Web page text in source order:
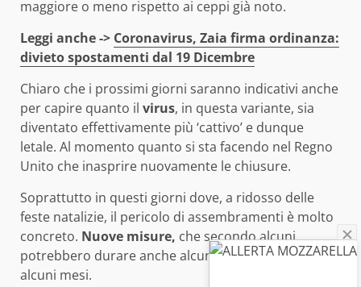
maggiore o meno rispetto ai ceppi già noto.
Leggi anche -> Coronavirus, Zaia firma ordinanza:
divieto spostamenti dal 19 Dicembre
Chiaro che i prossimi giorni saranno indicativi anche
per capire quanto il virus, in questa variante, sia
diventato effettivamente più ‘cattivo’ e dunque
letale. Al momento quanto si sta facendo nel Regno
Unito che inasprire nuovamente le chiusure.
Soprattutto in questi giorni dove, a ridosso delle
feste natalizie, il pericolo di assembramenti è molto
concreto. Nuove misure, che secondo alcuni
potrebbero durare anche alcuni settimane, se non
alcuni mesi.